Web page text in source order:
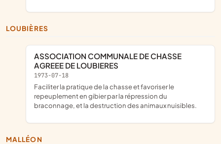
LOUBIÈRES
ASSOCIATION COMMUNALE DE CHASSE
AGREEE DE LOUBIERES
1973-07-18
faciliter la pratique de la chasse et favoriser le
repeuplement en gibier par la répression du
braconnage, et la destruction des animaux nuisibles.
MALLÉON